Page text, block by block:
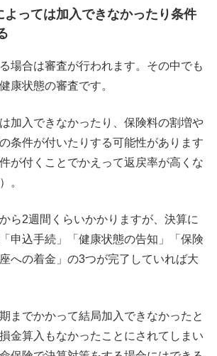
よっては加入できなかったり条件
場合は審査が行われます。その中でも
康状態の審査です。
加入できなかったり、保険料の割増や
条件が付いたりする可能性があります
が付くことでかえって返戻率が高くな
。
ら2週間くらいかかりますが、決算に
申込手続」「健康状態の告知」「保険
への着金」の3つが完了していれば大
までかかって結局加入できなかったと
金算入もなかったことにされてしまい